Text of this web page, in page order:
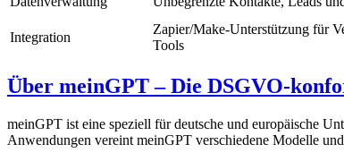
Integration
Zapier/Make-Unterstützung für
Tools
Über meinGPT – Die DSGVO-
meinGPT ist eine speziell für deutsche und europäische
Anwendungen vereint meinGPT verschiedene Modelle